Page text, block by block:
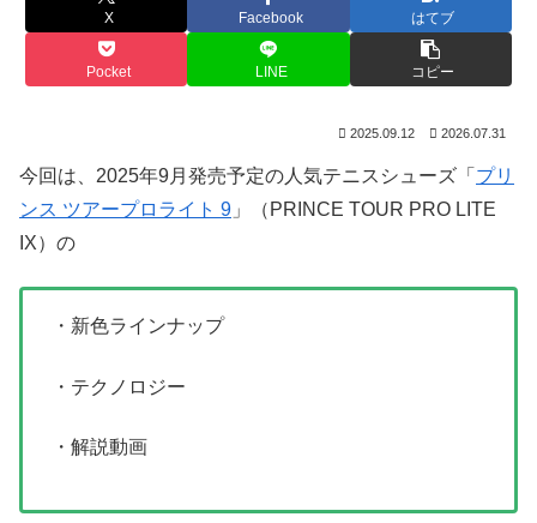
X Facebook はてブ
Pocket LINE コピー
2025.09.12 2026.07.31
今回は、2025年9月発売予定の人気テニスシューズ「 プリ
ンス ツアープロライト 9 」（PRINCE TOUR PRO LITE
IX）の
・新色ラインナップ
・テクノロジー
・解説動画